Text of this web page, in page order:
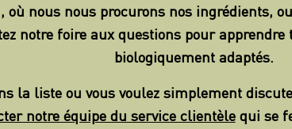
où nous nous procurons nos ingrédients,
notre foire aux questions pour
biologiquement adaptés.
la liste ou vous voulez simplement
notre équipe du service clientèlequi se